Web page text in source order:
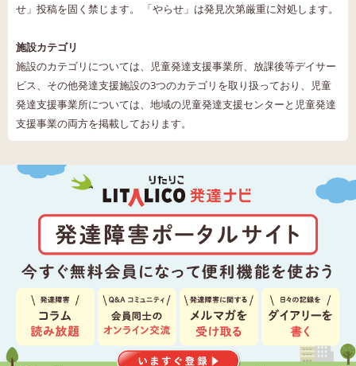
せ」投稿を固く禁じます。 「やらせ」は発見次第厳重に対処します。
施設カテゴリ
施設のカテゴリについては、児童発達支援事業所、放課後等デイサー
ビス、その他発達支援施設の3つのカテゴリを取り扱っており、児童
発達支援事業所については、地域の児童発達支援センターと児童発達
支援事業の両方を掲載しております。